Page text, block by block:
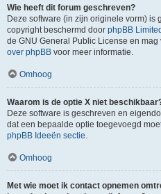
Wie heeft dit forum geschreven?
Deze software (in zijn originele vorm) is
copyright beschermd door phpBB Limited
de GNU General Public License en
over phpBB voor meer informatie.
Omhoog
Waarom is de optie X niet
Deze software is geschreven en
dat een bepaalde optie toegevoegd
phpBB Ideeën sectie.
Omhoog
Met wie moet ik contact opnemen